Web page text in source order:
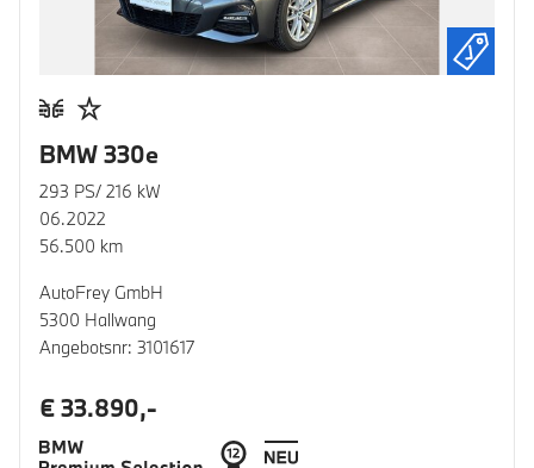
BMW 330e
293 PS/ 216 kW
06.2022
56.500 km
AutoFrey GmbH
5300 Hallwang
Angebotsnr: 3101617
€ 33.890,-